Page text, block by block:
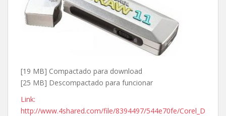
[19 MB] Compactado para download
[25 MB] Descompactado para funcionar
Link:
http://www.4shared.com/file/8394497/544e70fe/Corel_D